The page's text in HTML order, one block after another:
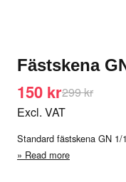
Fästskena
299 kr
150 kr
Excl. VAT
Standard fästskena GN
Read more